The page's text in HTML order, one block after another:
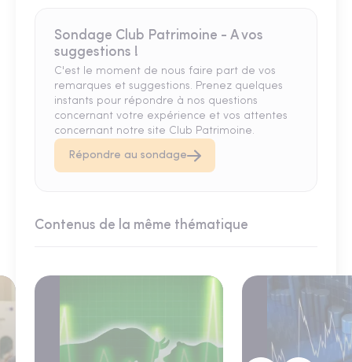
Sondage Club Patrimoine - A vos
suggestions !
C'est le moment de nous faire part de vos
remarques et suggestions. Prenez quelques
instants pour répondre à nos questions
concernant votre expérience et vos attentes
concernant notre site Club Patrimoine.
Répondre au sondage
Contenus de la même thématique